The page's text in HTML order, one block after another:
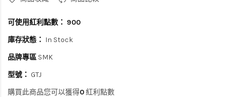
可使用紅利點數： 900
庫存狀態： In Stock
品牌專區 SMK
型號： GTJ
購買此商品您可以獲得0紅利點數